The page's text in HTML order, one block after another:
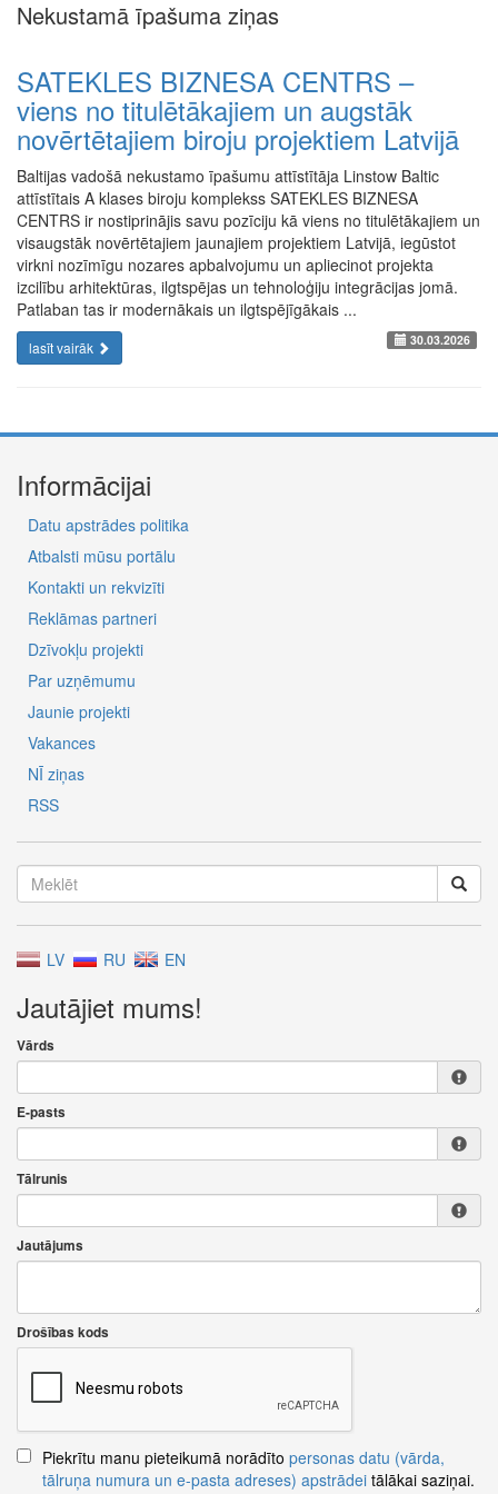
Nekustamā īpašuma ziņas
SATEKLES BIZNESA CENTRS –
viens no titulētākajiem un augstāk
novērtētajiem biroju projektiem Latvijā
Baltijas vadošā nekustamo īpašumu attīstītāja Linstow Baltic
attīstītais A klases biroju komplekss SATEKLES BIZNESA
CENTRS ir nostiprinājis savu pozīciju kā viens no titulētākajiem un
visaugstāk novērtētajiem jaunajiem projektiem Latvijā, iegūstot
virkni nozīmīgu nozares apbalvojumu un apliecinot projekta
izcilību arhitektūras, ilgtspējas un tehnoloģiju integrācijas jomā.
Patlaban tas ir modernākais un ilgtspējīgākais ...
lasīt vairāk 30.03.2026
Informācijai
Datu apstrādes politika
Atbalsti mūsu portālu
Kontakti un rekvizīti
Reklāmas partneri
Dzīvokļu projekti
Par uzņēmumu
Jaunie projekti
Vakances
NĪ ziņas
RSS
LV RU EN
Jautājiet mums!
Vārds
E-pasts
Tālrunis
Jautājums
Drošības kods
Piekrītu manu pieteikumā norādīto personas datu (vārda,
tālruņa numura un e-pasta adreses) apstrādei tālākai saziņai.